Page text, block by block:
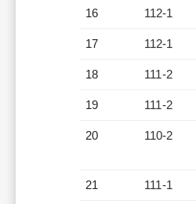
16 112-1
17 112-1
18 111-2
19 111-2
20 110-2
21 111-1